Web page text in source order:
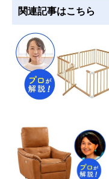
関連記事はこちら